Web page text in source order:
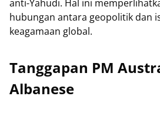
anti-Yahudi. Hal ini
hubungan antara geopolitik dan
keagamaan global.
Tanggapan PM
Albanese